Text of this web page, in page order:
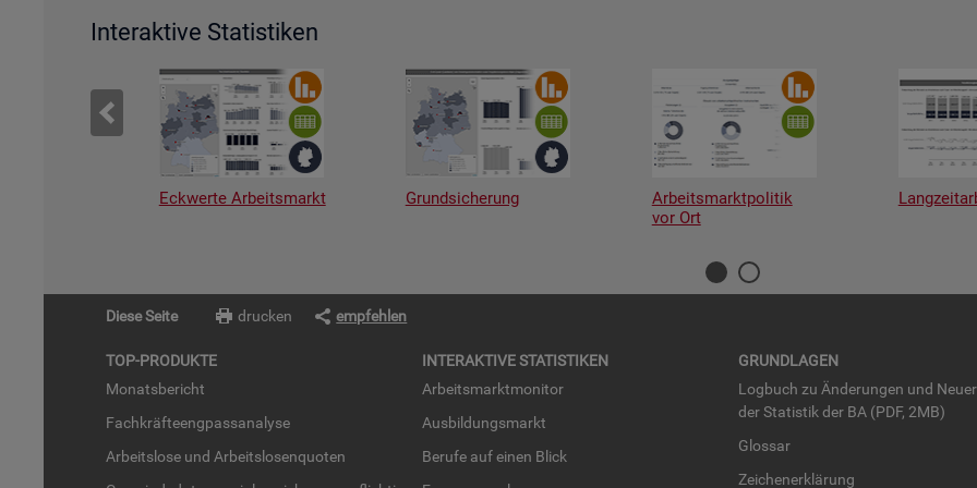
Interaktive Statistiken
Eckwerte Arbeitsmarkt Grundsicherung
Arbeitsmarktpolitik
vor Ort
Diese Seite drucken empfehlen
TOP-PRO­DUK­TE
Mo­nats­be­richt
Fach­kräf­te­eng­pass­ana­ly­se
Ar­beits­lo­se und Ar­beits­lo­sen­quo­ten
IN­TER­AK­TI­VE STA­TIS­TI­KEN
Ar­beits­markt­mo­ni­tor
Aus­bil­dungs­markt
Be­ru­fe auf einen Blick
GRUND­LA­GEN
Log­buch zu Än­de­run­gen und
der Sta­tis­tik der BA (PDF, 2MB)
Glos­sar
Zei­chen­er­klä­rung